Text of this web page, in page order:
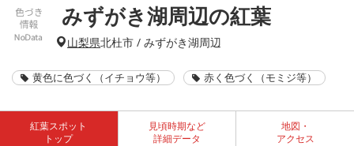
みずがき湖周辺の紅葉
山梨県北杜市 / みずがき湖周辺
黄色に色づく（イチョウ等） 赤く色づく（モミジ等）
紅葉スポット
トップ
見頃時期など
詳細データ
地図・
アクセス